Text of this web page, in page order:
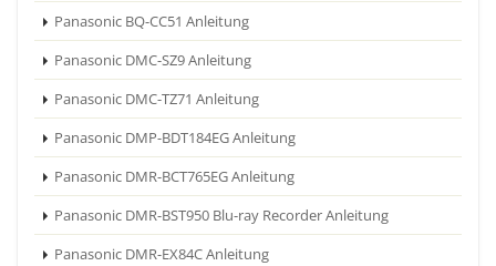
Panasonic BQ-CC51 Anleitung
Panasonic DMC-SZ9 Anleitung
Panasonic DMC-TZ71 Anleitung
Panasonic DMP-BDT184EG Anleitung
Panasonic DMR-BCT765EG Anleitung
Panasonic DMR-BST950 Blu-ray Recorder Anleitung
Panasonic DMR-EX84C Anleitung